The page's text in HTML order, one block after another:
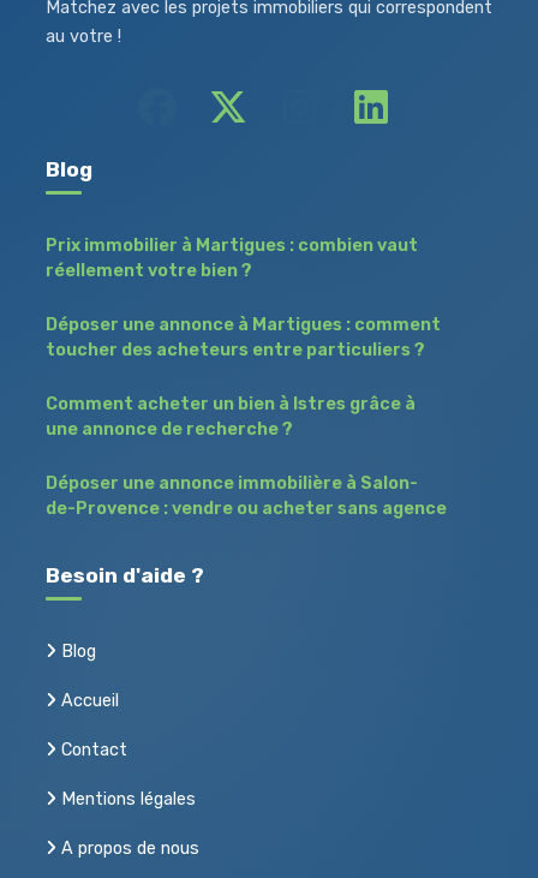
Matchez avec les projets immobiliers qui correspondent
au votre !
Blog
Prix immobilier à Martigues : combien vaut
réellement votre bien ?
Déposer une annonce à Martigues : comment
toucher des acheteurs entre particuliers ?
Comment acheter un bien à Istres grâce à
une annonce de recherche ?
Déposer une annonce immobilière à Salon-
de-Provence : vendre ou acheter sans agence
Besoin d'aide ?
Blog
Accueil
Contact
Mentions légales
A propos de nous